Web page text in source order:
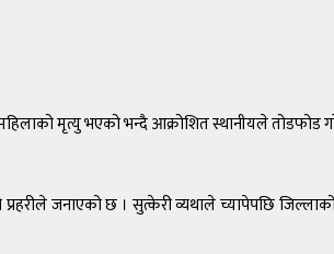
मृत्यु भएको भन्दै आक्रोशित स्थानीयले
जनाएको छ । सुत्केरी व्यथाले च्यापेपछि जिल्लाको